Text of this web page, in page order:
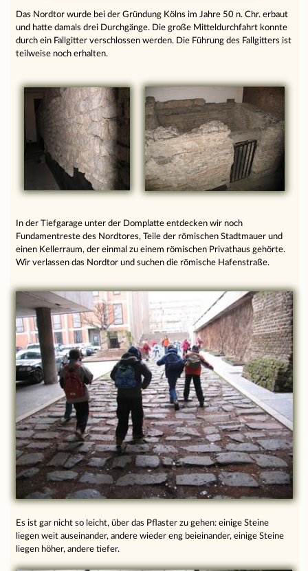
Das Nordtor wurde bei der Gründung Kölns im Jahre 50 n. Chr. erbaut
und hatte damals drei Durchgänge. Die große Mitteldurchfahrt konnte
durch ein Fallgitter verschlossen werden. Die Führung des Fallgitters ist
teilweise noch erhalten.
In der Tiefgarage unter der Domplatte entdecken wir noch
Fundamentreste des Nordtores, Teile der römischen Stadtmauer und
einen Kellerraum, der einmal zu einem römischen Privathaus gehörte.
Wir verlassen das Nordtor und suchen die römische Hafenstraße.
Es ist gar nicht so leicht, über das Pflaster zu gehen: einige Steine
liegen weit auseinander, andere wieder eng beieinander, einige Steine
liegen höher, andere tiefer.